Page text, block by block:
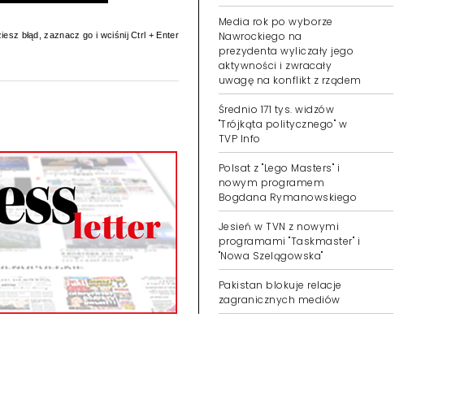
błąd, zaznacz go i wciśnij Ctrl + Enter
Media rok po wyborze
Nawrockiego na
prezydenta wyliczały jego
aktywności i zwracały
uwagę na konflikt z rządem
Średnio 171 tys. widzów
"Trójkąta politycznego" w
TVP Info
Polsat z "Lego Masters" i
nowym programem
Bogdana Rymanowskiego
Jesień w TVN z nowymi
programami "Taskmaster" i
"Nowa Szelągowska"
Pakistan blokuje relacje
zagranicznych mediów